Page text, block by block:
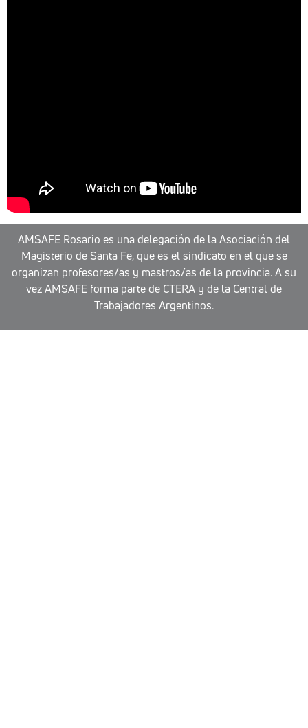
AMSAFE Rosario es una delegación de la Asociación del
Magisterio de Santa Fe, que es el sindicato en el que se
organizan profesores/as y mastros/as de la provincia. A su
vez AMSAFE forma parte de CTERA y de la Central de
Trabajadores Argentinos.